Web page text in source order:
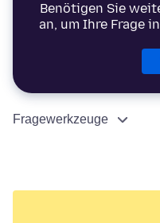
Benötigen Sie
an, um Ihre Frage
Fragewerkzeuge